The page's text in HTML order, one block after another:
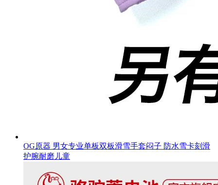
OG原器 男女专业单板双板滑雪手套闷子 防水雪卡刻滑
护腕耐磨儿童